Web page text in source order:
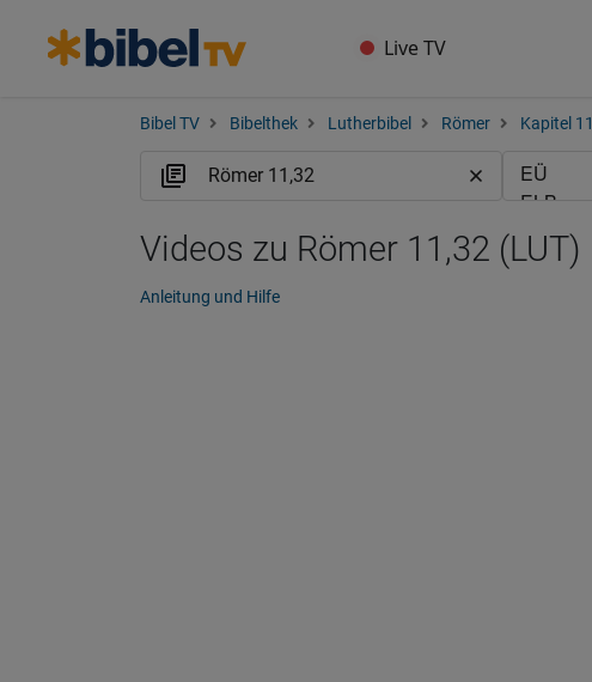
Live TV
Bibel TV Bibelthek Lutherbibel Römer Kapitel 11
Videos zu Römer 11,32 (LUT)
Anleitung und Hilfe